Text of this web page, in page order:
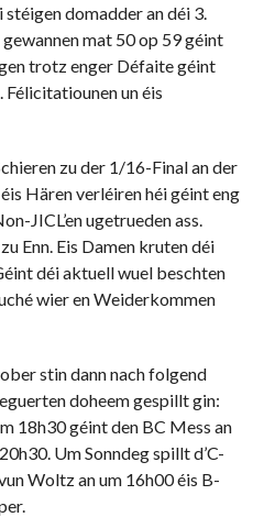
domadder an déi 3.
mat 50 op 59 géint
trotz enger Défaite géint
Félicitatiounen un éis
zu der 1/16-Final an der
Hären verléiren héi géint eng
JICL’en ugetrueden ass.
Enn. Eis Damen kruten déi
déi aktuell wuel beschten
wier en Weiderkommen
stin dann nach folgend
doheem gespillt gin:
18h30 géint den BC Mess an
Um Sonndeg spillt d’C-
Woltz an um 16h00 éis B-